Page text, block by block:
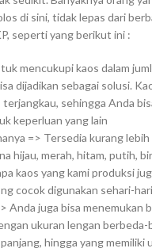
di sini, tidak lepas dari
seperti yang berikut ini :
mencukupi kaos dalam
dijadikan sebagai solusi.
sehingga Anda
keperluan yang lain
=> Tersedia kurang
hijau, merah, hitam, putih,
kaos yang kami produksi
cocok digunakan sehari-hari
Anda juga bisa menemukan
ukuran lengan berbeda-
hingga yang memiliki